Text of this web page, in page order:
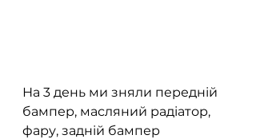
На 3 день ми зняли передній
бампер, масляний радіатор,
фару, задній бампер